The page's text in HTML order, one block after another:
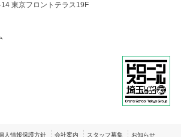
東京フロントテラス19F
人情報保護方針 会社案内 スタッフ募集 お知らせ